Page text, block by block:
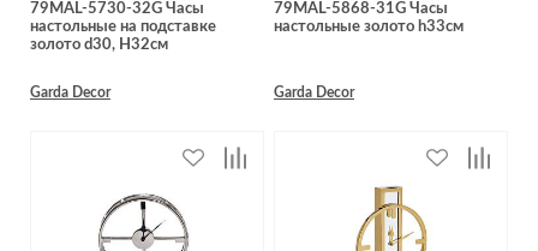
79MAL-5730-32G Часы
настольные на подставке
золото d30, H32см
Garda Decor
79MAL-5868-31G Часы
настольные золото h33см
Garda Decor